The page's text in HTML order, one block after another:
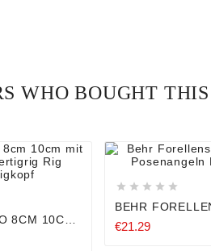
WHO BOUGHT

8CM 10CM
 
    
BEHR
FORELLE
€21.29